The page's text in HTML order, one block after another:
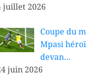
juillet 2026
Coupe du
Mpasi
devan…
juin 2026